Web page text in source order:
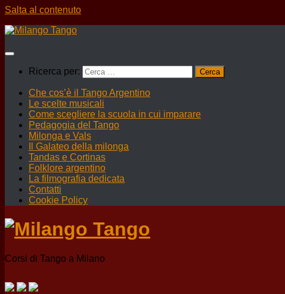
Salta al contenuto
Ricerca per:
Che cos’è il Tango Argentino
Le scelte musicali
Come scegliere la scuola in cui imparare
Pedagogia del Tango
Milonga e Vals
Il Galateo della milonga
Tandas e Cortinas
Folklore argentino
La filmografia dedicata
Contatti
Cookie Policy
Corsi di Tango a Milano